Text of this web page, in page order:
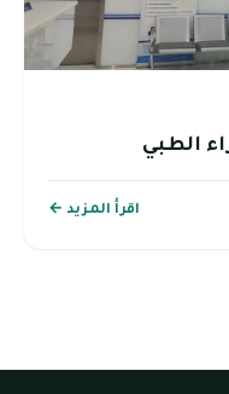
الطبي
اقرأ المزيد ←